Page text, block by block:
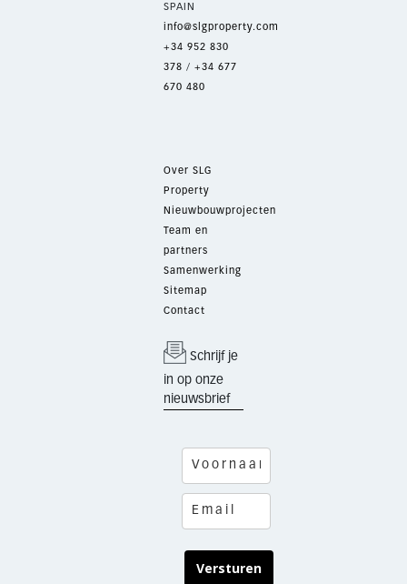
SPAIN
info@slgproperty.com
+34 952 830
378 / +34 677
670 480
Over SLG
Property
Nieuwbouwprojecten
Team en
partners
Samenwerking
Sitemap
Contact
Schrijf je
in op onze
nieuwsbrief
Versturen